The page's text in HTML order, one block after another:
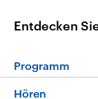
Entdecken
Programm
Programm
Hören